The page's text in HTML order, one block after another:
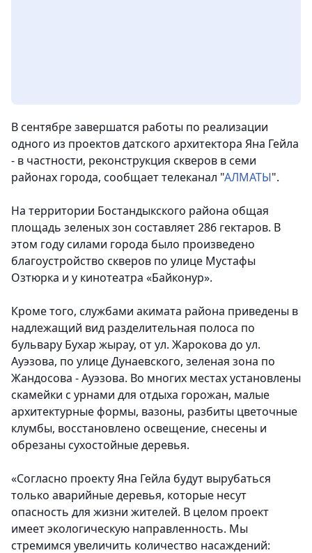
В сентябре завершатся работы по реализации
одного из проектов датского архитектора Яна Гейла
- в частности, реконструкция скверов в семи
районах города, сообщает телеканал "АЛМАТЫ".
На территории Бостандыкского района общая
площадь зеленых зон составляет 286 гектаров. В
этом году силами города было произведено
благоустройство скверов по улице Мустафы
Озтюрка и у кинотеатра «Байконур».
Кроме того, службами акимата района приведены в
надлежащий вид разделительная полоса по
бульвару Бухар жырау, от ул. Жарокова до ул.
Ауэзова, по улице Дунаевского, зеленая зона по
Жандосова - Ауэзова. Во многих местах установлены
скамейки с урнами для отдыха горожан, малые
архитектурные формы, вазоны, разбиты цветочные
клумбы, восстановлено освещение, снесены и
обрезаны сухостойные деревья.
«Согласно проекту Яна Гейла будут вырубаться
только аварийные деревья, которые несут
опасность для жизни жителей. В целом проект
имеет экологическую направленность. Мы
стремимся увеличить количество насаждений: